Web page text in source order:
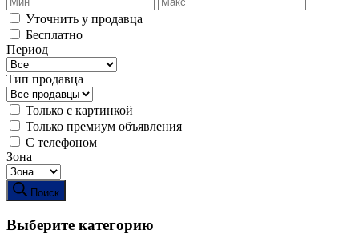
Уточнить у продавца
Бесплатно
Период
Тип продавца
Только с картинкой
Только премиум объявления
С телефоном
Зона
Поиск
Выберите категорию